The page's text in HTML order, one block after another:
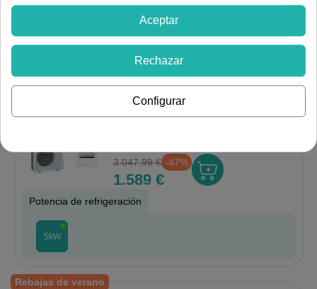
3.5 kW 5.0 kW 7.1 kW 9.5 kW 12,3kW 14kW
Conjunto Conducto Mitsubishi
Electric MGPEZ-50VJA (5.0 kW)
3.047,99 € -47%
1.589 €
Potencia de refrigeración
5kW
Rebajas de verano
Aceptar
Rechazar
Configurar